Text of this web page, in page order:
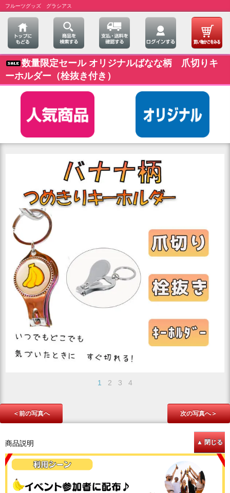
フルーツグッズ グラシアス
数量限定セール オリジナルばなな柄 爪切りキ
ーホルダー（栓抜き付き）
1 2 3 4
＜前の写真へ 次の写真へ＞
商品説明